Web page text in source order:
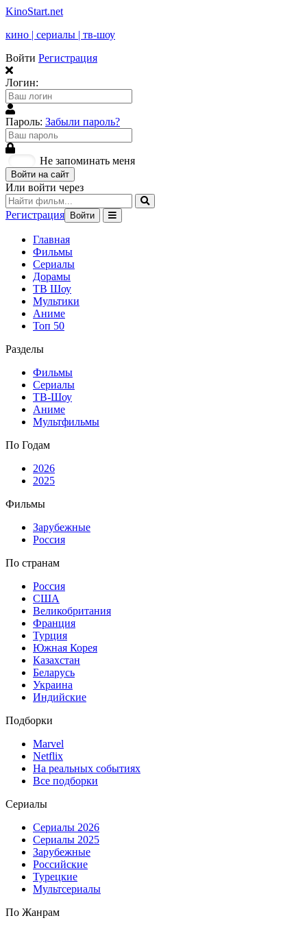
KinoStart.net
кино | сериалы | тв-шоу
Войти Регистрация
Логин:
Пароль: Забыли пароль?
Не запоминать меня
Войти на сайт
Или войти через
Регистрация Войти
Главная
Фильмы
Сериалы
Дорамы
ТВ Шоу
Мультики
Аниме
Топ 50
Разделы
Фильмы
Сериалы
ТВ-Шоу
Аниме
Мультфильмы
По Годам
2026
2025
Фильмы
Зарубежные
Россия
По странам
Россия
США
Великобритания
Франция
Турция
Южная Корея
Казахстан
Беларусь
Украина
Индийские
Подборки
Marvel
Netflix
На реальных событиях
Все подборки
Сериалы
Сериалы 2026
Сериалы 2025
Зарубежные
Российские
Турецкие
Мультсериалы
По Жанрам